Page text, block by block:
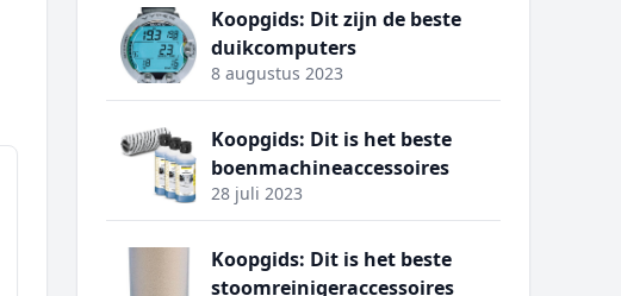
Koopgids: Dit zijn de beste
duikcomputers
8 augustus 2023
Koopgids: Dit is het beste
boenmachineaccessoires
28 juli 2023
Koopgids: Dit is het beste
stoomreinigeraccessoires